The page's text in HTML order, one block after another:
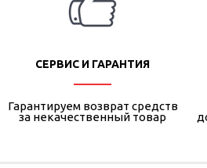
СЕРВИС И ГАРАНТИЯ
Гарантируем возврат средств
за некачественный товар